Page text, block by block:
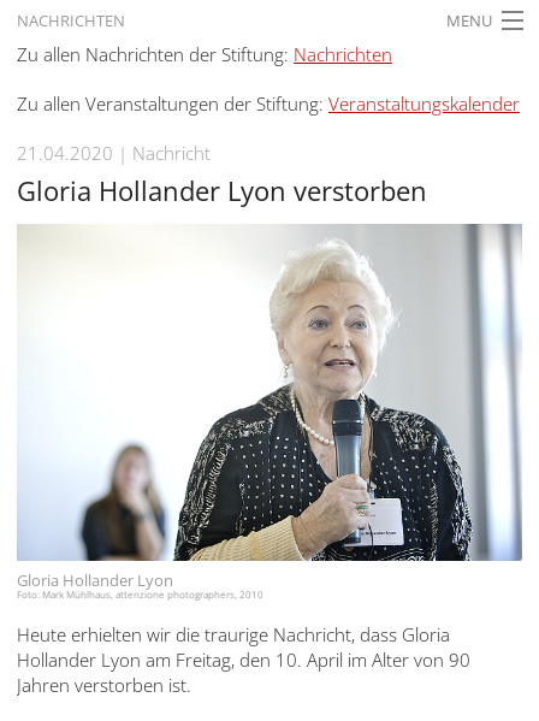
NACHRICHTEN MENU
STARTSEITE
AKTUELLES
AUSSTELLUNGEN
Zurück
Deutsch
Deutsch
English
Français
Dansk
Gebärdensprache
Zu allen Nachrichten der Stiftung: Nachrichten
Zu allen Veranstaltungen der Stiftung: Veranstaltungskalender
21.04.2020 Nachricht
Gloria Hollander Lyon verstorben
Gloria Hollander Lyon
Foto: Mark Mühlhaus, attenzione photographers, 2010
Heute erhielten wir die traurige Nachricht, dass Gloria
Hollander Lyon am Freitag, den 10. April im Alter von 90
Jahren verstorben ist.